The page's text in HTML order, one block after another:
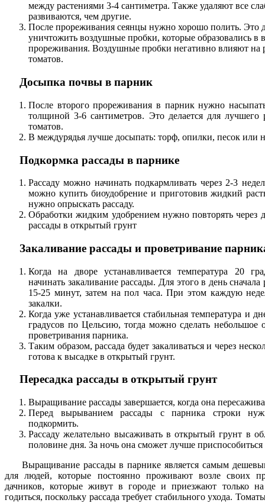
между растениями 3-4 сантиметра. Также удаляют все
развиваются, чем другие.
После прореживания сеянцы нужно хорошо полить. Это
уничтожить воздушные пробки, которые образовались в
прореживания. Воздушные пробки негативно влияют на
томатов.
Досыпка почвы в парник
После второго прореживания в парник нужно
толщиной 3-6 сантиметров. Это делается для лучшего
томатов.
В междурядья лучше досыпать: торф, опилки, песок или
Подкормка рассады в парнике
Рассаду можно начинать подкармливать через 2-3
можно купить биоудобрение и приготовив жидкий
нужно опрыскать рассаду.
Обработки жидким удобрением нужно повторять через
рассады в открытый грунт
Закаливание рассады и проветривание
Когда на дворе устанавливается температура 20
начинать закаливание рассады. Для этого в день
15-25 минут, затем на пол часа. При этом каждую
закалки.
Когда уже устанавливается стабильная температура и
градусов по Цельсию, тогда можно сделать небольшое
проветривания парника.
Таким образом, рассада будет закаливаться и через
готова к высадке в открытый грунт.
Пересадка рассады в открытый грунт
Выращивание рассады завершается, когда она
Перед вырыванием рассады с парника строки
подкормить.
Рассаду желательно высаживать в открытый грунт в
половине дня. За ночь она сможет лучше
Выращивание рассады в парнике является самым
для людей, которые постоянно проживают возле своих
дачников, которые живут в городе и приезжают только
годиться, поскольку рассада требует стабильного ухода.